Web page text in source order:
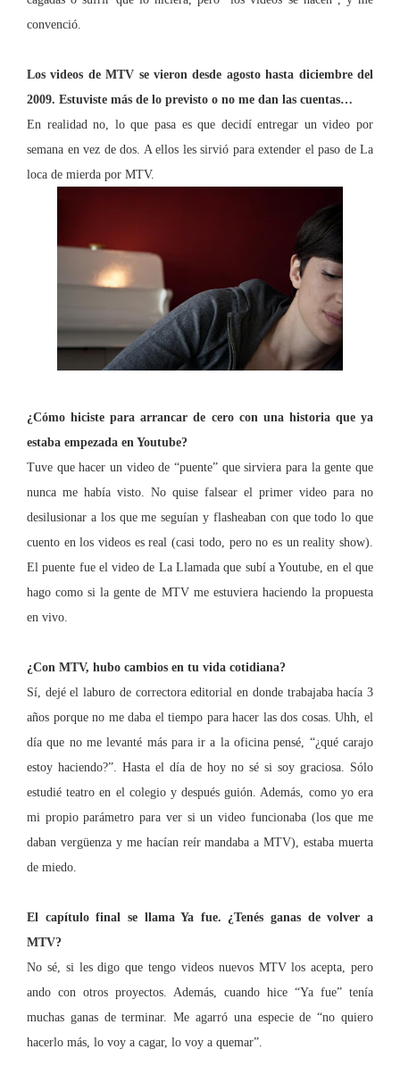
convenció.
Los videos de MTV se vieron desde agosto hasta diciembre del
2009. Estuviste más de lo previsto o no me dan las cuentas…
En realidad no, lo que pasa es que decidí entregar un video por
semana en vez de dos. A ellos les sirvió para extender el paso de La
loca de mierda por MTV.
¿Cómo hiciste para arrancar de cero con una historia que ya
estaba empezada en Youtube?
Tuve que hacer un video de “puente” que sirviera para la gente que
nunca me había visto. No quise falsear el primer video para no
desilusionar a los que me seguían y flasheaban con que todo lo que
cuento en los videos es real (casi todo, pero no es un reality show).
El puente fue el video de La Llamada que subí a Youtube, en el que
hago como si la gente de MTV me estuviera haciendo la propuesta
en vivo.
¿Con MTV, hubo cambios en tu vida cotidiana?
Sí, dejé el laburo de correctora editorial en donde trabajaba hacía 3
años porque no me daba el tiempo para hacer las dos cosas. Uhh, el
día que no me levanté más para ir a la oficina pensé, “¿qué carajo
estoy haciendo?”. Hasta el día de hoy no sé si soy graciosa. Sólo
estudié teatro en el colegio y después guión. Además, como yo era
mi propio parámetro para ver si un video funcionaba (los que me
daban vergüenza y me hacían reír mandaba a MTV), estaba muerta
de miedo.
El capítulo final se llama Ya fue. ¿Tenés ganas de volver a
MTV?
No sé, si les digo que tengo videos nuevos MTV los acepta, pero
ando con otros proyectos. Además, cuando hice “Ya fue” tenía
muchas ganas de terminar. Me agarró una especie de “no quiero
hacerlo más, lo voy a cagar, lo voy a quemar”.